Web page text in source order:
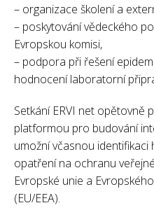
– organizace školení a
– poskytování vědeckého
Evropskou komisi,
– podpora při řešení
hodnocení laboratorní
Setkání ERVI net opětovně
platformou pro budování
umožní včasnou
opatření na ochranu
Evropské unie a
(EU/EEA).